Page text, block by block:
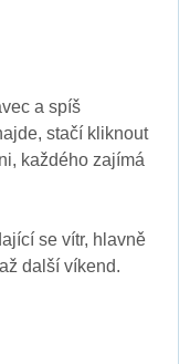
a spíš
stačí kliknout
každého zajímá
se vítr, hlavně
další víkend.